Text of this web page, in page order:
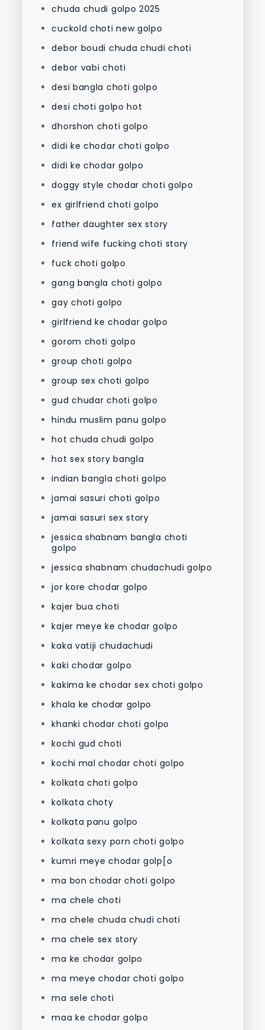
chuda chudi golpo 2025
cuckold choti new golpo
debor boudi chuda chudi choti
debor vabi choti
desi bangla choti golpo
desi choti golpo hot
dhorshon choti golpo
didi ke chodar choti golpo
didi ke chodar golpo
doggy style chodar choti golpo
ex girlfriend choti golpo
father daughter sex story
friend wife fucking choti story
fuck choti golpo
gang bangla choti golpo
gay choti golpo
girlfriend ke chodar golpo
gorom choti golpo
group choti golpo
group sex choti golpo
gud chudar choti golpo
hindu muslim panu golpo
hot chuda chudi golpo
hot sex story bangla
indian bangla choti golpo
jamai sasuri choti golpo
jamai sasuri sex story
jessica shabnam bangla choti
golpo
jessica shabnam chudachudi golpo
jor kore chodar golpo
kajer bua choti
kajer meye ke chodar golpo
kaka vatiji chudachudi
kaki chodar golpo
kakima ke chodar sex choti golpo
khala ke chodar golpo
khanki chodar choti golpo
kochi gud choti
kochi mal chodar choti golpo
kolkata choti golpo
kolkata choty
kolkata panu golpo
kolkata sexy porn choti golpo
kumri meye chodar golp[o
ma bon chodar choti golpo
ma chele choti
ma chele chuda chudi choti
ma chele sex story
ma ke chodar golpo
ma meye chodar choti golpo
ma sele choti
maa ke chodar golpo